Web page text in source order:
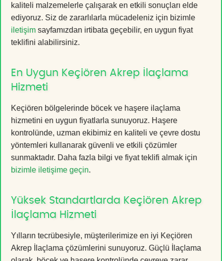
kaliteli malzemelerle çalışarak en etkili sonuçları elde
ediyoruz. Siz de zararlılarla mücadeleniz için bizimle
iletişim sayfamızdan irtibata geçebilir, en uygun fiyat
teklifini alabilirsiniz.
En Uygun Keçiören Akrep İlaçlama
Hizmeti
Keçiören bölgelerinde böcek ve haşere ilaçlama
hizmetini en uygun fiyatlarla sunuyoruz. Haşere
kontrolünde, uzman ekibimiz en kaliteli ve çevre dostu
yöntemleri kullanarak güvenli ve etkili çözümler
sunmaktadır. Daha fazla bilgi ve fiyat teklifi almak için
bizimle iletişime geçin.
Yüksek Standartlarda Keçiören Akrep
İlaçlama Hizmeti
Yılların tecrübesiyle, müşterilerimize en iyi Keçiören
Akrep İlaçlama çözümlerini sunuyoruz. Güçlü İlaçlama